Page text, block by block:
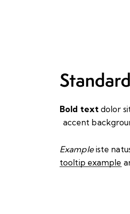
Bold textdolor
accent
Exampleiste
tooltip example